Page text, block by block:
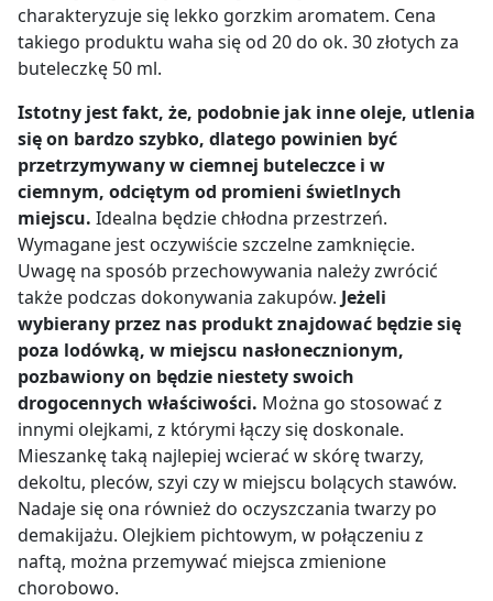
charakteryzuje się lekko gorzkim aromatem. Cena
takiego produktu waha się od 20 do ok. 30 złotych za
buteleczkę 50 ml.
Istotny jest fakt, że, podobnie jak inne oleje, utlenia
się on bardzo szybko, dlatego powinien być
przetrzymywany w ciemnej buteleczce i w
ciemnym, odciętym od promieni świetlnych
miejscu. Idealna będzie chłodna przestrzeń.
Wymagane jest oczywiście szczelne zamknięcie.
Uwagę na sposób przechowywania należy zwrócić
także podczas dokonywania zakupów. Jeżeli
wybierany przez nas produkt znajdować będzie się
poza lodówką, w miejscu nasłonecznionym,
pozbawiony on będzie niestety swoich
drogocennych właściwości. Można go stosować z
innymi olejkami, z którymi łączy się doskonale.
Mieszankę taką najlepiej wcierać w skórę twarzy,
dekoltu, pleców, szyi czy w miejscu bolących stawów.
Nadaje się ona również do oczyszczania twarzy po
demakijażu. Olejkiem pichtowym, w połączeniu z
naftą, można przemywać miejsca zmienione
chorobowo.